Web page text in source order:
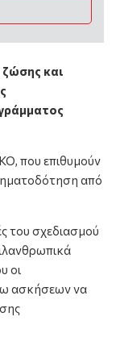
και
που επιθυμούν
από
του σχεδιασμού
οι
ασκήσεων να